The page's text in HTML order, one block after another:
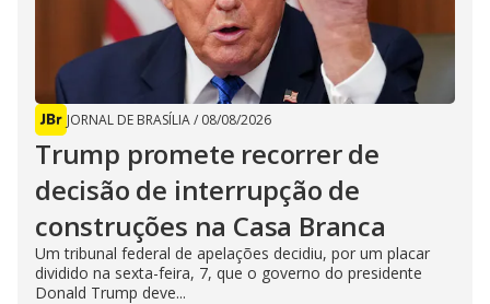
JORNAL DE BRASÍLIA/ 08/08/2026
Trump promete recorrer de
decisão de interrupção de
construções na Casa Branca
Um tribunal federal de apelações decidiu, por um placar
dividido na sexta-feira, 7, que o governo do presidente
Donald Trump deve...